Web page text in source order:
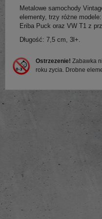
Metalowe samochody
elementy, trzy różne
Eriba Puck oraz VW T1 z
Długość: 7,5 cm, 3l+.
Ostrzezenie! Zabawka
roku zycia. Drobne